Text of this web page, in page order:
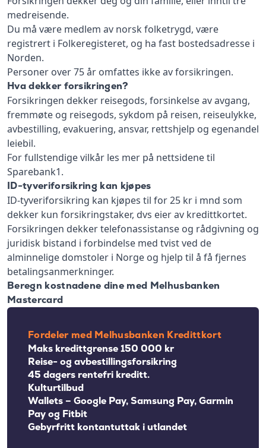
medreisende.
Du må være medlem av norsk folketrygd, være
registrert i Folkeregisteret, og ha fast bostedsadresse i
Norden.
Personer over 75 år omfattes ikke av forsikringen.
Hva dekker forsikringen?
Forsikringen dekker reisegods, forsinkelse av avgang,
fremmøte og reisegods, sykdom på reisen, reiseulykke,
avbestilling, evakuering, ansvar, rettshjelp og egenandel
leiebil.
For fullstendige vilkår les mer på nettsidene til
Sparebank1.
ID-tyveriforsikring kan kjøpes
ID-tyveriforsikring kan kjøpes til for 25 kr i mnd som
dekker kun forsikringstaker, dvs eier av kredittkortet.
Forsikringen dekker telefonassistanse og rådgivning og
juridisk bistand i forbindelse med tvist ved de
alminnelige domstoler i Norge og hjelp til å få fjernes
betalingsanmerkninger.
Beregn kostnadene dine med Melhusbanken
Mastercard
Fordeler med Melhusbanken Kredittkort
Maks kredittgrense 150 000 kr
Reise- og avbestillingsforsikring
45 dagers rentefri kreditt.
Kulturtilbud
Wallets – Google Pay, Samsung Pay, Garmin
Pay og Fitbit
Gebyrfritt kontantuttak i utlandet